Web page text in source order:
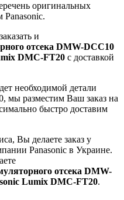
оригинальных
Panasonic.
и
отсека DMW-DCC10
DMC-FT20 с доставкой
необходимой детали
мы разместим Ваш заказ на
быстро доставим
Вы делаете заказ у
Panasonic в Украине.
отсека DMW-
Lumix DMC-FT20.